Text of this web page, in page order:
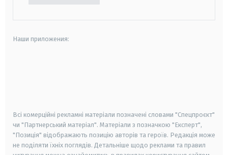
Наши приложения:
Всі комерційні рекламні матеріали позначені словами "Спецпроєкт"
чи "Партнерський матеріал". Матеріали з позначкою "Експерт",
"Позиція" відображають позицію авторів та героїв. Редакція може
не поділяти їхніх поглядів. Детальніше щодо реклами та правил